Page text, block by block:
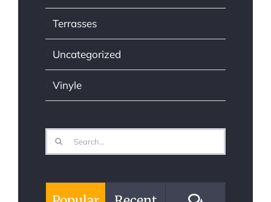
Terrasses
Uncategorized
Vinyle
Search
for: